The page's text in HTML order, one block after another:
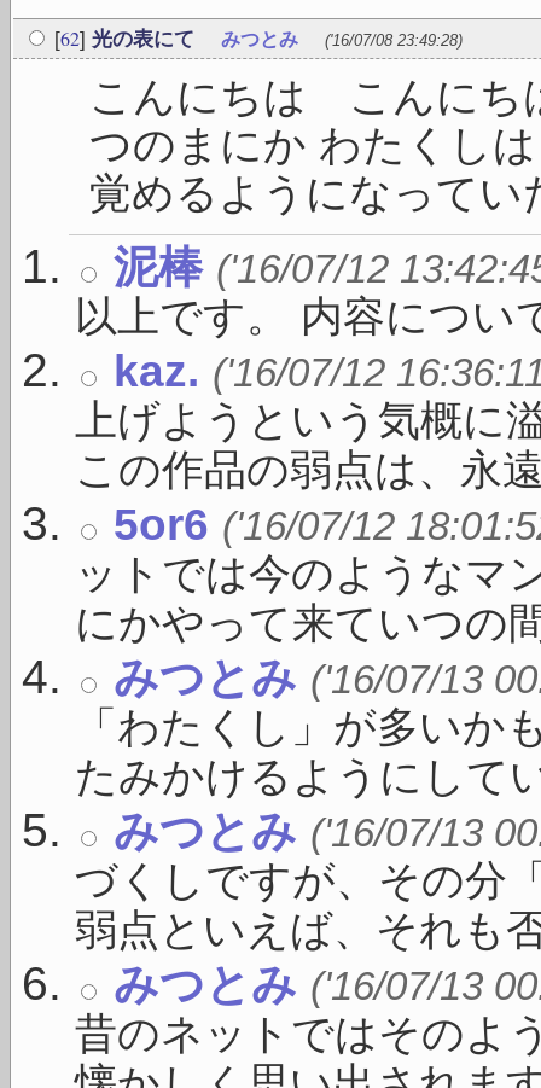
[62] 光の表にて みつとみ ('16/07/08 23:49:28)
こんにちは こんに
つのまにか わたくし
覚めるようになって
泥棒 ('16/07/12
以上です。 内容につい
kaz. ('16/07/12
上げようという気概に
この作品の弱点は、永
5or6 ('16/07/12
ットでは今のようなマ
にかやって来ていつの
みつとみ ('16/07/13
「わたくし」が多いか
たみかけるようにして
みつとみ ('16/07/13
づくしですが、その分
弱点といえば、それも
みつとみ ('16/07/13
昔のネットではそのよ